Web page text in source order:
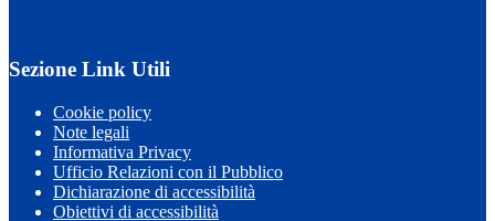
Sezione Link Utili
Cookie policy
Note legali
Informativa Privacy
Ufficio Relazioni con il Pubblico
Dichiarazione di accessibilità
Obiettivi di accessibilità